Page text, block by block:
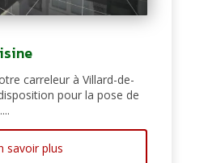
carreleur à Villard-de-
pour la pose de
savoir plus